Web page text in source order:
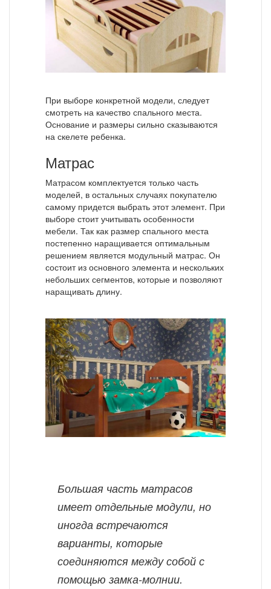
При выборе конкретной модели, следует
смотреть на качество спального места.
Основание и размеры сильно сказываются
на скелете ребенка.
Матрас
Матрасом комплектуется только часть
моделей, в остальных случаях покупателю
самому придется выбрать этот элемент. При
выборе стоит учитывать особенности
мебели. Так как размер спального места
постепенно наращивается оптимальным
решением является модульный матрас. Он
состоит из основного элемента и нескольких
небольших сегментов, которые и позволяют
наращивать длину.
Большая часть матрасов
имеет отдельные модули, но
иногда встречаются
варианты, которые
соединяются между собой с
помощью замка-молнии.